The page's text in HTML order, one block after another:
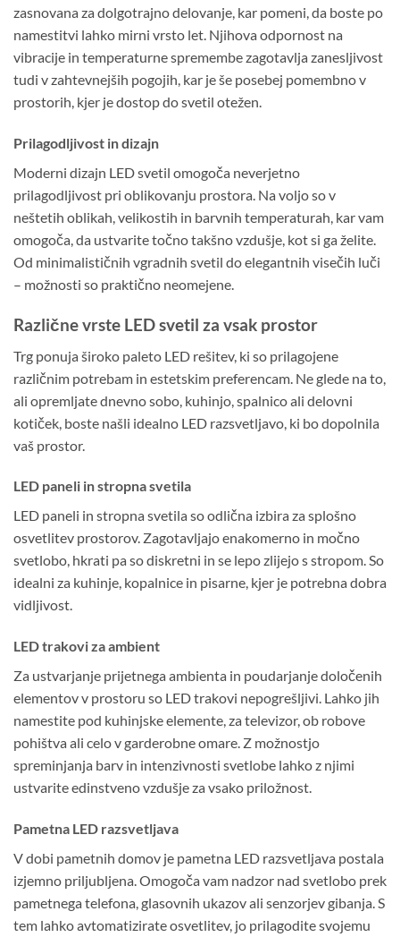
zasnovana za dolgotrajno delovanje, kar pomeni, da boste po
namestitvi lahko mirni vrsto let. Njihova odpornost na
vibracije in temperaturne spremembe zagotavlja zanesljivost
tudi v zahtevnejših pogojih, kar je še posebej pomembno v
prostorih, kjer je dostop do svetil otežen.
Prilagodljivost in dizajn
Moderni dizajn LED svetil omogoča neverjetno
prilagodljivost pri oblikovanju prostora. Na voljo so v
neštetih oblikah, velikostih in barvnih temperaturah, kar vam
omogoča, da ustvarite točno takšno vzdušje, kot si ga želite.
Od minimalističnih vgradnih svetil do elegantnih visečih luči
– možnosti so praktično neomejene.
Različne vrste LED svetil za vsak prostor
Trg ponuja široko paleto LED rešitev, ki so prilagojene
različnim potrebam in estetskim preferencam. Ne glede na to,
ali opremljate dnevno sobo, kuhinjo, spalnico ali delovni
kotiček, boste našli idealno LED razsvetljavo, ki bo dopolnila
vaš prostor.
LED paneli in stropna svetila
LED paneli in stropna svetila so odlična izbira za splošno
osvetlitev prostorov. Zagotavljajo enakomerno in močno
svetlobo, hkrati pa so diskretni in se lepo zlijejo s stropom. So
idealni za kuhinje, kopalnice in pisarne, kjer je potrebna dobra
vidljivost.
LED trakovi za ambient
Za ustvarjanje prijetnega ambienta in poudarjanje določenih
elementov v prostoru so LED trakovi nepogrešljivi. Lahko jih
namestite pod kuhinjske elemente, za televizor, ob robove
pohištva ali celo v garderobne omare. Z možnostjo
spreminjanja barv in intenzivnosti svetlobe lahko z njimi
ustvarite edinstveno vzdušje za vsako priložnost.
Pametna LED razsvetljava
V dobi pametnih domov je pametna LED razsvetljava postala
izjemno priljubljena. Omogoča vam nadzor nad svetlobo prek
pametnega telefona, glasovnih ukazov ali senzorjev gibanja. S
tem lahko avtomatizirate osvetlitev, jo prilagodite svojemu